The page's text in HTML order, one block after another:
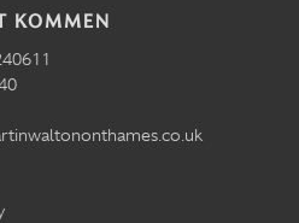
KOMMEN